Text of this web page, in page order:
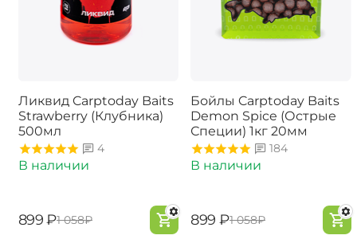
Ликвид Carptoday Baits
Strawberry (Клубника)
500мл
4
В наличии
‍899‍ ₽‍1 058‍₽
Бойлы Carptoday Baits
Demon Spice (Острые
Специи) 1кг 20мм
184
В наличии
‍899‍ ₽‍1 058‍₽